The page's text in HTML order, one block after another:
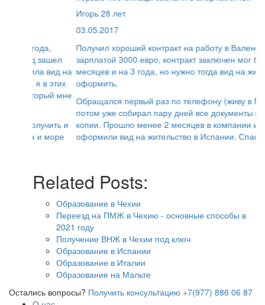
Игорь 28 лет
Получил хороший контракт на работу в Валенсии с
зарплатой 3000 евро, контракт заключен мог быть и на 6
месяцев и на 3 года, но нужно тогда вид на жительство
оформить.
Обращался первый раз по телефону (живу в Москве),
потом уже собирал пару дней все документы и делал
копии. Прошло менее 2 месяцев в компании и мне
оформили вид на жительство в Испании. Спасибо.
Related Posts:
Образование в Чехии
Переезд на ПМЖ в Чехию - основные способы в
2021 году
Получение ВНЖ в Чехии под ключ
Образование в Испании
Образование в Италии
Образование на Мальте
Остались вопросы?Получить консультацию
О нас